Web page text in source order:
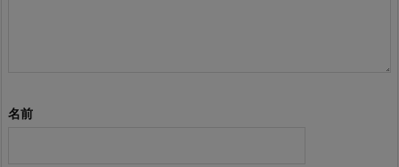
名前